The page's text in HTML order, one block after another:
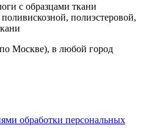
с образцами ткани
поливискозной, полиэстеровой,
Москве), в любой город
обработки персональных